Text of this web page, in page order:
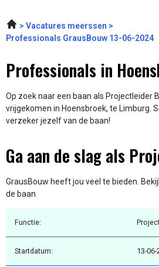
Vacatures meerssen
Professionals GrausBouw 13-06-2024
Professionals in
Op zoek naar een baan als Projectleider
vrijgekomen in Hoensbroek, te Limburg.
verzeker jezelf van de baan!
Ga aan de slag als
GrausBouw heeft jou veel te bieden.
de baan
Functie:
Startdatum: 13-